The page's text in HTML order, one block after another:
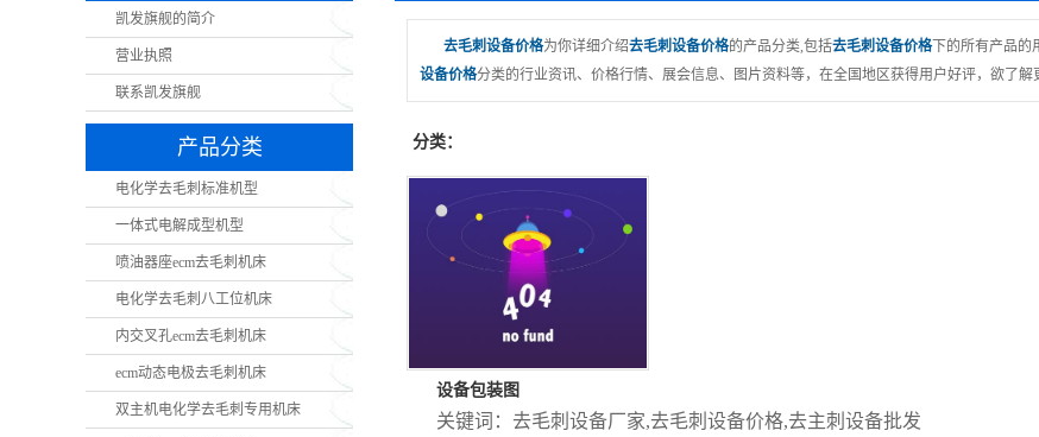
凯发旗舰的简介
营业执照
联系凯发旗舰
产品分类
电化学去毛刺标准机型
一体式电解成型机型
喷油器座ecm去毛刺机床
电化学去毛刺八工位机床
内交叉孔ecm去毛刺机床
ecm动态电极去毛刺机床
双主机电化学去毛刺专用机床
去毛刺设备价格为你详细介绍去毛刺设备价格的产品分类,包括去毛刺设备价格下的所有产品的
设备价格分类的行业资讯、价格行情、展会信息、图片资料等，在全国地区获得用户好评，欲了解
分类：
设备包装图
关键词： 去毛刺设备厂家,去毛刺设备价格,去主刺设备批发